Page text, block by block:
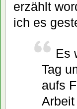
erzählt
ich es
Es
Tag
aufs